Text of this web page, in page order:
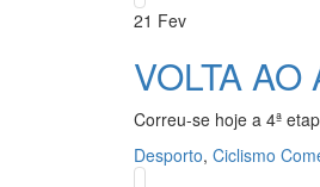
21 Fev
VOLTA
Correu-se hoje a 4ª
Desporto, Ciclismo